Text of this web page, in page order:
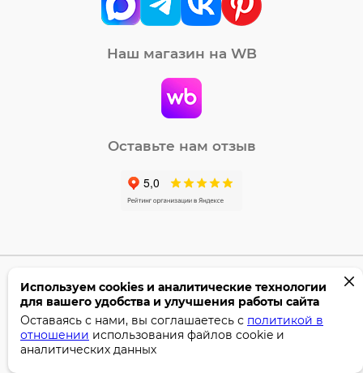
Наш магазин на WB
Оставьте нам отзыв
©2005-2026 Бумага-С. Все права защищены.
Политика конфиденциальности
Поддержка сайта —
Используем cookies и аналитические технологии
для вашего удобства и улучшения работы сайта
Оставаясь с нами, вы соглашаетесь с политикой в
отношении использования файлов cookie и
аналитических данных